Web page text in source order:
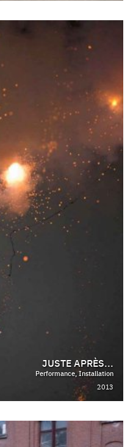
JUSTE APRÈS...
Performance, Installation
2013